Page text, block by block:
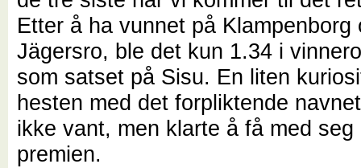
Etter å ha vunnet på Klampenborg
Jägersro, ble det kun 1.34 i
som satset på Sisu. En liten
hesten med det forpliktende
ikke vant, men klarte å få med
premien.